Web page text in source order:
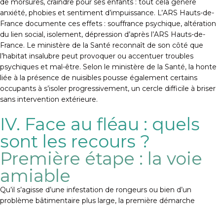
de morsures, craindre pour ses enfants : tout cela génère
anxiété, phobies et sentiment d’impuissance. L’ARS Hauts-de-
France documente ces effets : souffrance psychique, altération
du lien social, isolement, dépression d’après l’ARS Hauts-de-
France. Le ministère de la Santé reconnaît de son côté que
l’habitat insalubre peut provoquer ou accentuer troubles
psychiques et mal-être. Selon le ministère de la Santé, la honte
liée à la présence de nuisibles pousse également certains
occupants à s’isoler progressivement, un cercle difficile à briser
sans intervention extérieure.
IV. Face au fléau : quels
sont les recours ?
Première étape : la voie
amiable
Qu’il s’agisse d’une infestation de rongeurs ou bien d’un
problème bâtimentaire plus large, la première démarche